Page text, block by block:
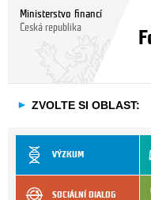
Ministerstvo financí
Česká republika
► ZVOLTE SI OBLAST:
VÝZKUM
SOCIÁLNÍ DIALOG